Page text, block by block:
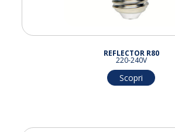
REFLECTOR R80
220-240V
Scopri